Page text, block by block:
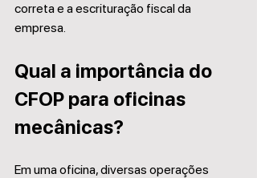
correta e a escrituração fiscal da
empresa.
Qual a importância do
CFOP para oficinas
mecânicas?
Em uma oficina, diversas operações